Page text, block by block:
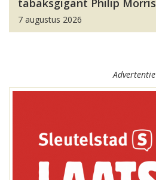
tabaksgigant Philip Morris
7 augustus 2026
Advertentie